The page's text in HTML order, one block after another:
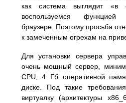
как система выглядит «в
воспользуемся функцией
браузере. Поэтому просьба
к замеченным огрехам на
Для установки сервера
очень мощный сервер,
CPU, 4 Гб оперативной
диске. Под такие
виртуалку (архитектуры